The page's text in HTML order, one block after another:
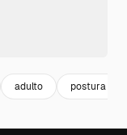
adulto postura